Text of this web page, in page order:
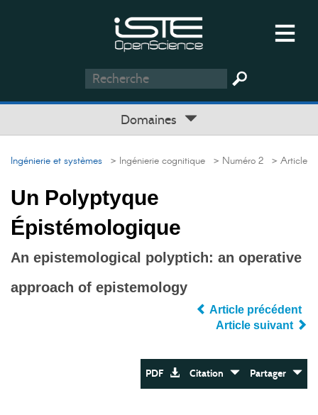
Domaines
Ingénierie et systèmes > Ingénierie cognitique > Numéro 2 > Article
Un Polyptyque
Épistémologique
An epistemological polyptich: an operative
approach of epistemology
Article précédent
Article suivant
PDF Citation Partager